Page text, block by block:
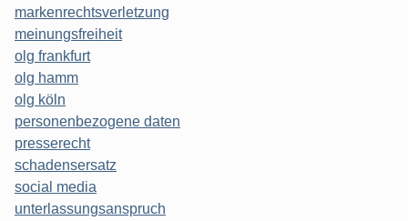
markenrechtsverletzung
meinungsfreiheit
olg frankfurt
olg hamm
olg köln
personenbezogene daten
presserecht
schadensersatz
social media
unterlassungsanspruch